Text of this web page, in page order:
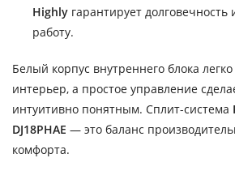
Highly гарантирует долговечность
работу.
Белый корпус внутреннего блока
интерьер, а простое управление
интуитивно понятным. Сплит-система
DJ18PHAE — это баланс
комфорта.